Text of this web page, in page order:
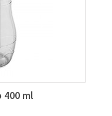
400 ml